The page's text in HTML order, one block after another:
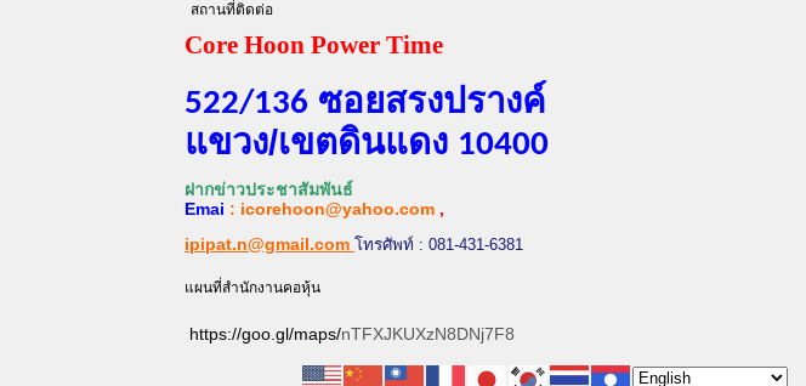
สถานที่ติดต่อ
Core Hoon Power Time
522/136 ซอยสรงปรางค์
แขวง​/เขต​ดินแดง​ 10400
ฝากข่าวประชาสัมพันธ์
Emai : icorehoon@yahoo.com ,
ipipat.n@gmail.com โทรศัพท์ : 081-431-6381
แผนที่สำนักงานคอหุ้น
https://goo.gl/maps/nTFXJKUXzN8DNj7F8